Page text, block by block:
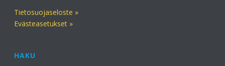
Tietosuojaseloste »
Evästeasetukset »
HAKU